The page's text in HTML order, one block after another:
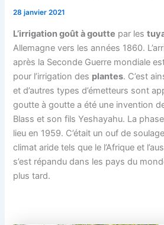
28 janvier 2021
L’irrigation goût à goutte par les
Allemagne vers les années 1860.
après la Seconde Guerre mondiale
pour l’irrigation des plantes. C’est
et d’autres types d’émetteurs sont
goutte à goutte a été une invention
Blass et son fils Yeshayahu. La
lieu en 1959. C’était un ouf de
climat aride tels que le l’Afrique et
s’est répandu dans les pays du
plus tard.